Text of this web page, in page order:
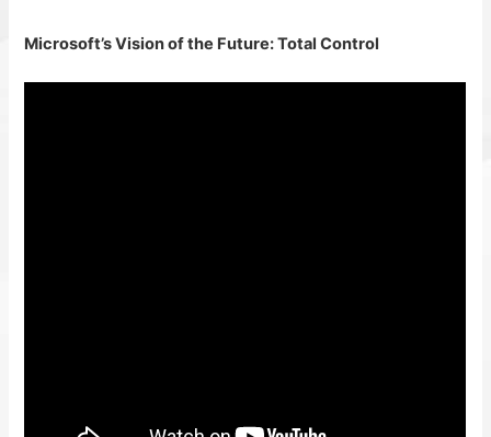
Microsoft’s Vision of the Future: Total Control